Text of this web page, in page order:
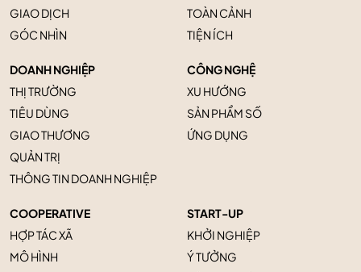
GIAO DỊCH
GÓC NHÌN
TOÀN CẢNH
TIỆN ÍCH
DOANH NGHIỆP
THỊ TRƯỜNG
TIÊU DÙNG
GIAO THƯƠNG
QUẢN TRỊ
THÔNG TIN DOANH NGHIỆP
CÔNG NGHỆ
XU HƯỚNG
SẢN PHẨM SỐ
ỨNG DỤNG
COOPERATIVE
HỢP TÁC XÃ
MÔ HÌNH
START-UP
KHỞI NGHIỆP
Ý TƯỞNG